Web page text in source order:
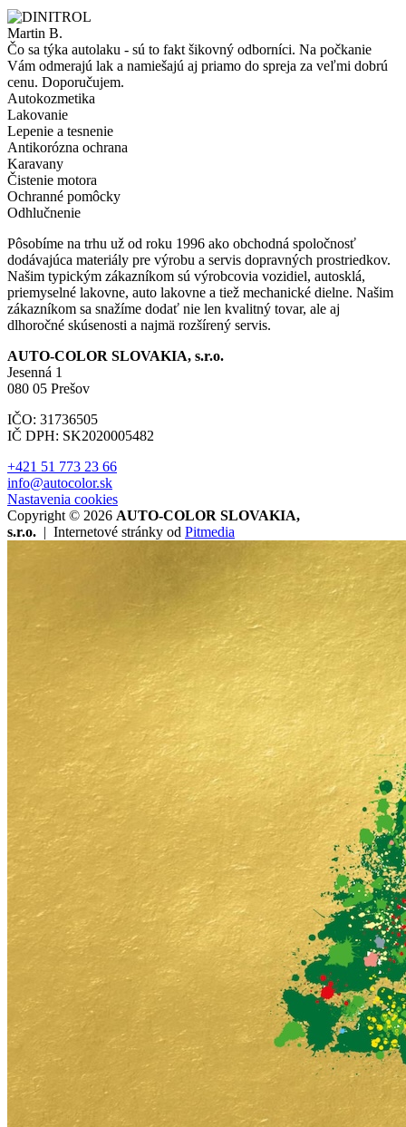
Martin B.
Čo sa týka autolaku - sú to fakt šikovný odborníci. Na počkanie
Vám odmerajú lak a namiešajú aj priamo do spreja za veľmi dobrú
cenu. Doporučujem.
Autokozmetika
Lakovanie
Lepenie a tesnenie
Antikorózna ochrana
Karavany
Čistenie motora
Ochranné pomôcky
Odhlučnenie
Pôsobíme na trhu už od roku 1996 ako obchodná spoločnosť
dodávajúca materiály pre výrobu a servis dopravných prostriedkov.
Našim typickým zákazníkom sú výrobcovia vozidiel, autosklá,
priemyselné lakovne, auto lakovne a tiež mechanické dielne. Našim
zákazníkom sa snažíme dodať nie len kvalitný tovar, ale aj
dlhoročné skúsenosti a najmä rozšírený servis.
AUTO-COLOR SLOVAKIA, s.r.o.
Jesenná 1
080 05 Prešov
IČO: 31736505
IČ DPH: SK2020005482
+421 51 773 23 66
info@autocolor.sk
Nastavenia cookies
Copyright © 2026 AUTO-COLOR SLOVAKIA,
s.r.o. | Internetové stránky od Pitmedia